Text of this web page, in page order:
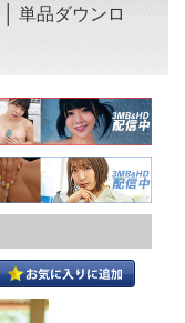
│ 単品ダウンロ